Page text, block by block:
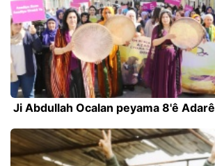
Ji Abdullah Ocalan peyama 8'ê Adarê